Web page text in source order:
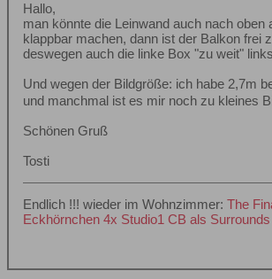
Hallo,
man könnte die Leinwand auch nach oben
klappbar machen, dann ist der Balkon frei
deswegen auch die linke Box "zu weit"
Und wegen der Bildgröße: ich habe 2,7m
und manchmal ist es mir noch zu kleines
Schönen Gruß
Tosti
Endlich !!! wieder im Wohnzimmer: The
Eckhörnchen 4x Studio1 CB als Surrounds